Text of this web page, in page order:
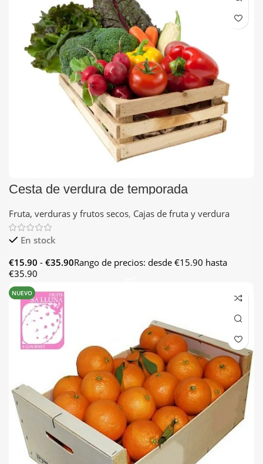
Cesta de verdura de temporada
Fruta, verduras y frutos secos, Cajas de fruta y verdura
En stock
€15.90 - €35.90Rango de precios: desde €15.90 hasta
€35.90
NUEVO